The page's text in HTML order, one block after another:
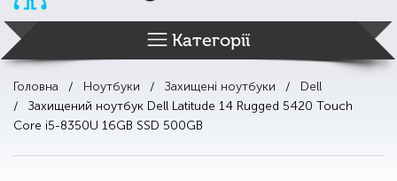
Категорії
Головна Ноутбуки Захищені ноутбуки
Dell
Захищений ноутбук Dell Latitude 14 Rugged 5420 Touch
Core i5-8350U 16GB SSD 500GB